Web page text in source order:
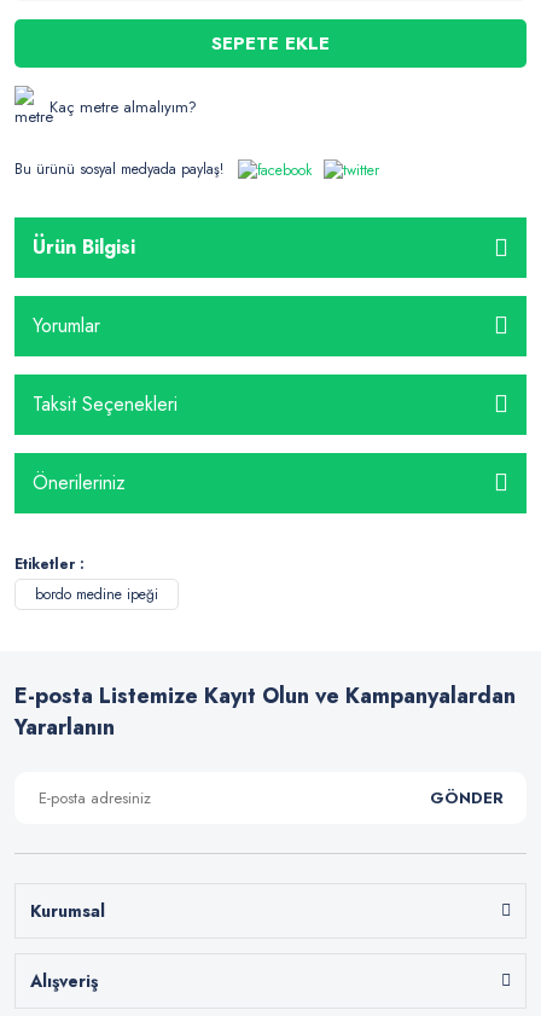
SEPETE EKLE
Kaç metre almalıyım?
Bu ürünü sosyal medyada paylaş!
Ürün Bilgisi
Yorumlar
Taksit Seçenekleri
Önerileriniz
Etiketler :
bordo medine ipeği
E-posta Listemize Kayıt Olun ve Kampanyalardan
Yararlanın
GÖNDER
Kurumsal
Alışveriş